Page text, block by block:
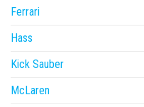
Ferrari
Hass
Kick Sauber
McLaren